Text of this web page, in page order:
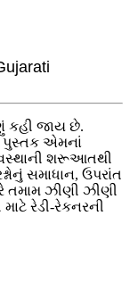
કહી જાય છે.
પુસ્તક એમનાં
શરૂઆતથી
સમાધાન, ઉપરાંત
તમામ ઝીણી ઝીણી
રેડી-રેકનરની